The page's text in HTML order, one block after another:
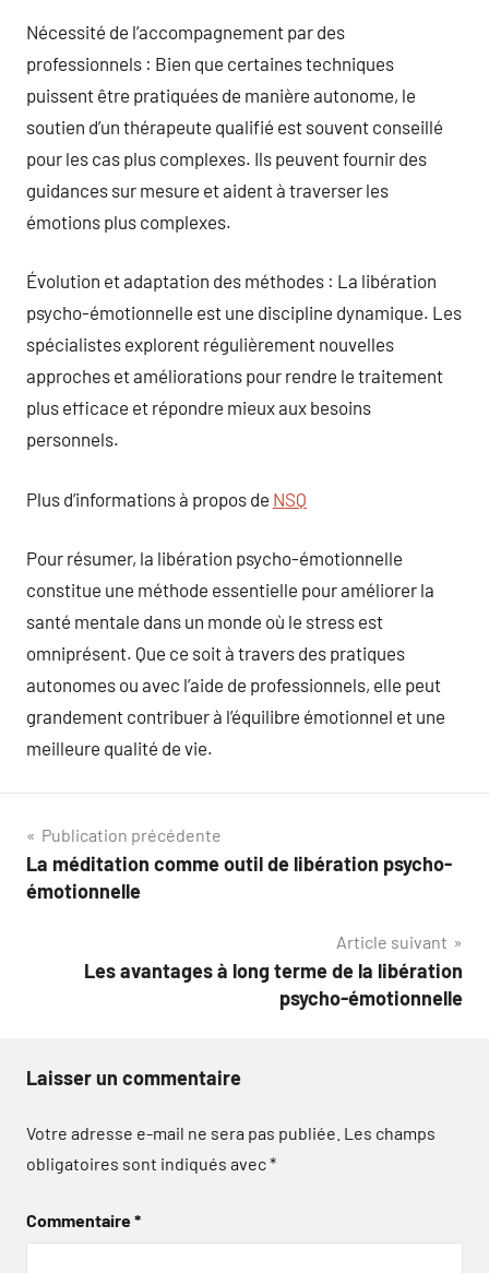
Nécessité de l’accompagnement par des
professionnels : Bien que certaines techniques
puissent être pratiquées de manière autonome, le
soutien d’un thérapeute qualifié est souvent conseillé
pour les cas plus complexes. Ils peuvent fournir des
guidances sur mesure et aident à traverser les
émotions plus complexes.
Évolution et adaptation des méthodes : La libération
psycho-émotionnelle est une discipline dynamique. Les
spécialistes explorent régulièrement nouvelles
approches et améliorations pour rendre le traitement
plus efficace et répondre mieux aux besoins
personnels.
Plus d’informations à propos de NSQ
Pour résumer, la libération psycho-émotionnelle
constitue une méthode essentielle pour améliorer la
santé mentale dans un monde où le stress est
omniprésent. Que ce soit à travers des pratiques
autonomes ou avec l’aide de professionnels, elle peut
grandement contribuer à l’équilibre émotionnel et une
meilleure qualité de vie.
Navigation
de
Publication précédente
La méditation comme outil de libération psycho-
émotionnelle
Article suivant
Les avantages à long terme de la libération
psycho-émotionnelle
Laisser un commentaire
Votre adresse e-mail ne sera pas publiée. Les champs
obligatoires sont indiqués avec*
Commentaire*